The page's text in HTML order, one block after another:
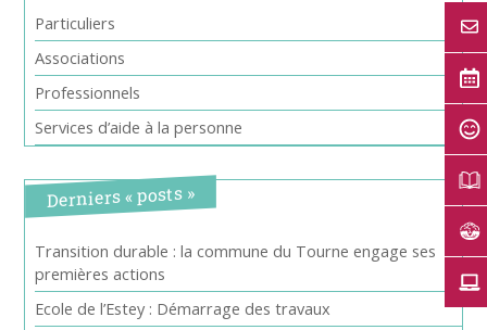
Particuliers
Associations
Professionnels
Services d’aide à la personne
Derniers « posts »
Transition durable : la commune du Tourne engage ses
premières actions
Ecole de l’Estey : Démarrage des travaux